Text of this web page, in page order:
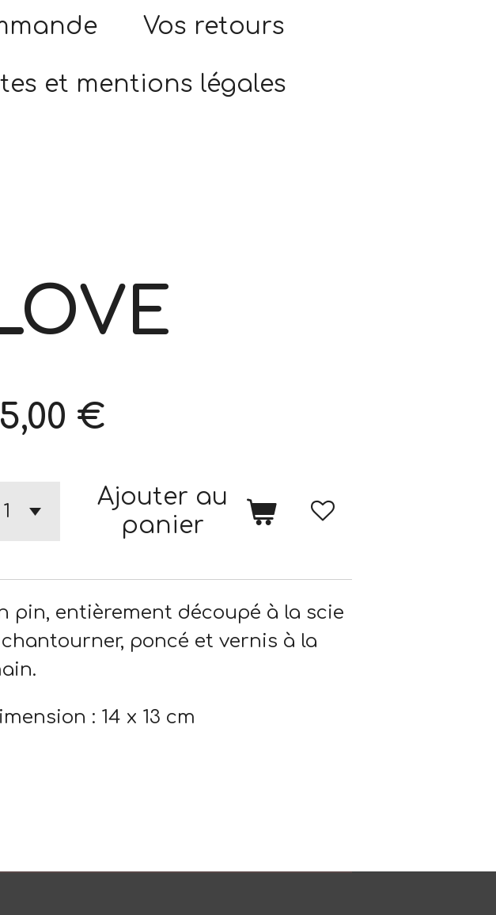
Vos retours
et mentions légales
€
Ajouter au
panier
pin, entièrement découpé à la scie
poncé et vernis à la
: 14 x 13 cm